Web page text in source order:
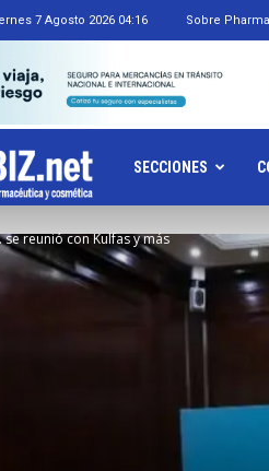
7 Agosto 2026 04:16 Sobre
Pharmabiz.NET
SECCIONES
se reunió con Kulfas y más